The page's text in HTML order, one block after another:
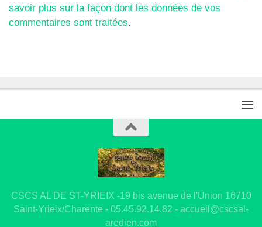
savoir plus sur la façon dont les données de vos
commentaires sont traitées.
CSCS AL DE ST-YRIEIX -19 bis avenue de l'Union 16710
Saint-Yrieix/Charente - 05.45.92.14.82 - accueil@cscsal-
aredien.com